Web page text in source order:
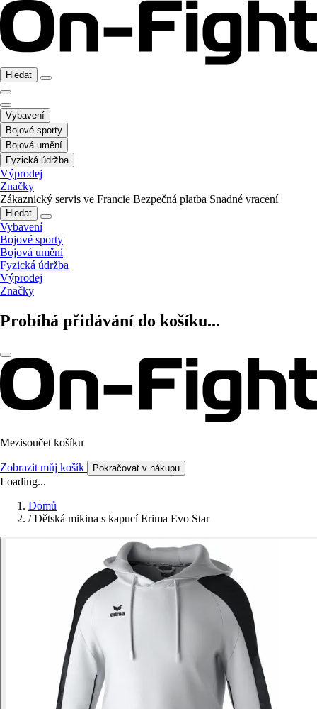
Hledat
Vybavení
Bojové sporty
Bojová umění
Fyzická údržba
Výprodej
Značky
Zákaznický servis ve Francie Bezpečná platba Snadné vracení
Hledat
Vybavení
Bojové sporty
Bojová umění
Fyzická údržba
Výprodej
Značky
Probíhá přidávání do košíku...
Mezisoučet košíku
Zobrazit můj košík Pokračovat v nákupu
Loading...
Domů
/ Dětská mikina s kapucí Erima Evo Star